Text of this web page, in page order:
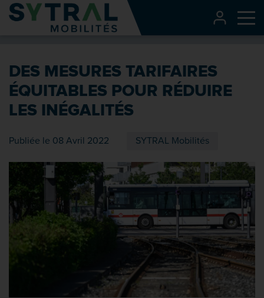
Contenu
Entête de page
Recherche
Pied de page
DES MESURES TARIFAIRES
ÉQUITABLES POUR RÉDUIRE
LES INÉGALITÉS
Publiée le 08 Avril 2022 SYTRAL Mobilités